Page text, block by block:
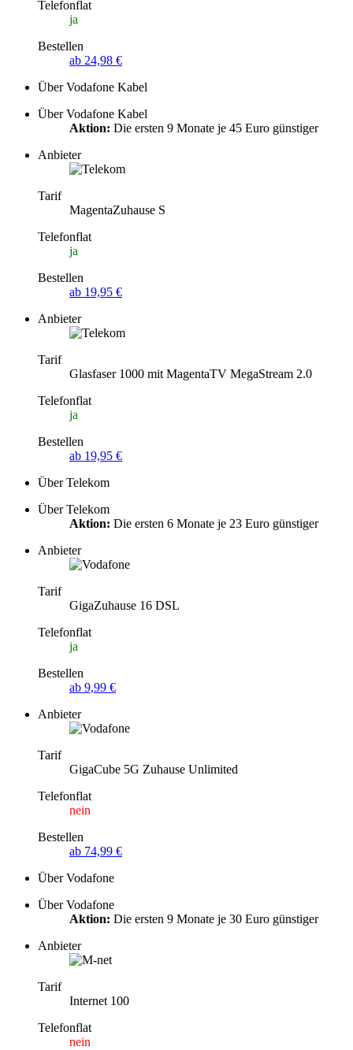
Telefonflat
ja
Bestellen
ab 24,98 €
Über Vodafone Kabel
Über Vodafone Kabel
Aktion: Die ersten 9 Monate je 45 Euro günstiger
Anbieter
Tarif
MagentaZuhause S
Telefonflat
ja
Bestellen
ab 19,95 €
Anbieter
Tarif
Glasfaser 1000 mit MagentaTV MegaStream 2.0
Telefonflat
ja
Bestellen
ab 19,95 €
Über Telekom
Über Telekom
Aktion: Die ersten 6 Monate je 23 Euro günstiger
Anbieter
Tarif
GigaZuhause 16 DSL
Telefonflat
ja
Bestellen
ab 9,99 €
Anbieter
Tarif
GigaCube 5G Zuhause Unlimited
Telefonflat
nein
Bestellen
ab 74,99 €
Über Vodafone
Über Vodafone
Aktion: Die ersten 9 Monate je 30 Euro günstiger
Anbieter
Tarif
Internet 100
Telefonflat
nein